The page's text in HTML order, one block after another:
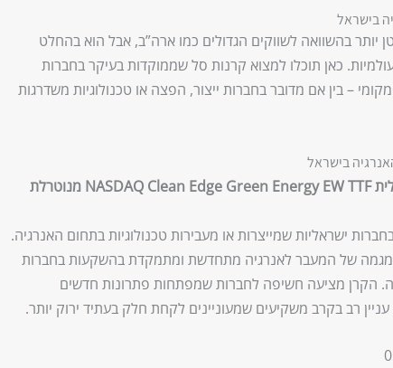
בישראל
יותר בהשוואה לשווקים הגדולים כמו ארה”ב, אבל הוא בהחלט
כאן תוכלו למצוא קרנות סל שממוקדות בעיקר בחברות
– בין אם מדובר בחברות ייצור, הפצה או טכנולוגיות משדרגות
בישראל
– תכלית NASDAQ Clean Edge Green Energy EW TTF מנוטרלת
ישראליות שמייצרות או מעבירות טכנולוגיות בתחום האנרגיה.
של המעבר לאנרגיה מתחדשת ומתמקדת בהשקעות בחברות
הקרן מציעה חשיפה לחברות שמפתחות פתרונות חדשים
עניין רב בקרב משקיעים שמעוניינים לקחת חלק בעתיד ירוק יותר.